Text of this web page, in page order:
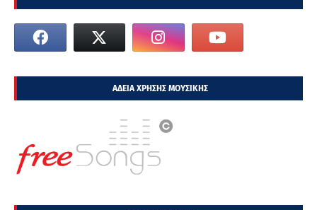
ΑΔΕΙΑ ΧΡΗΣΗΣ ΜΟΥΣΙΚΗΣ